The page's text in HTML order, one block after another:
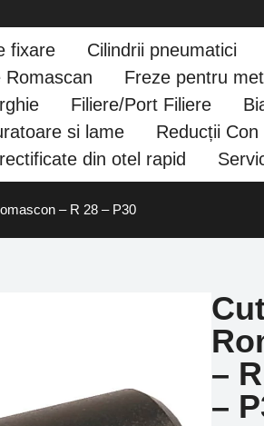
fixare Cilindrii pneumatici
Romascan
Freze pentru
Filiere/Port Filiere
si lame
Reducții
din otel rapid
– R 28 – P30
–
–